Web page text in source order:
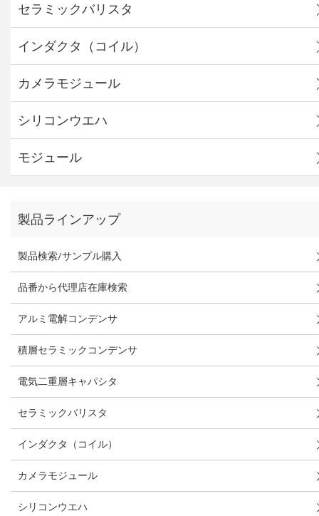
セラミックバリスタ
インダクタ（コイル）
カメラモジュール
シリコンウエハ
モジュール
製品ラインアップ
製品検索/サンプル購入
品番から代理店在庫検索
アルミ電解コンデンサ
積層セラミックコンデンサ
電気二重層キャパシタ
セラミックバリスタ
インダクタ（コイル）
カメラモジュール
シリコンウエハ